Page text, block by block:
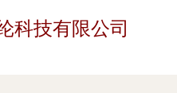
科技有限公司